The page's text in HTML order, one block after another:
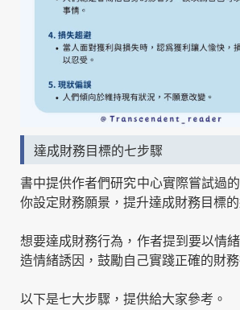
達成財務目標的七步驟
書中提供作者們研究中心實際嘗試過
你設定財務願景，提升達成財務目標
想要達成財務行為，作者提到要以情
造情緒誘因，鼓勵自己實踐正確的財務
以下是七大步驟，提供給大家參考。